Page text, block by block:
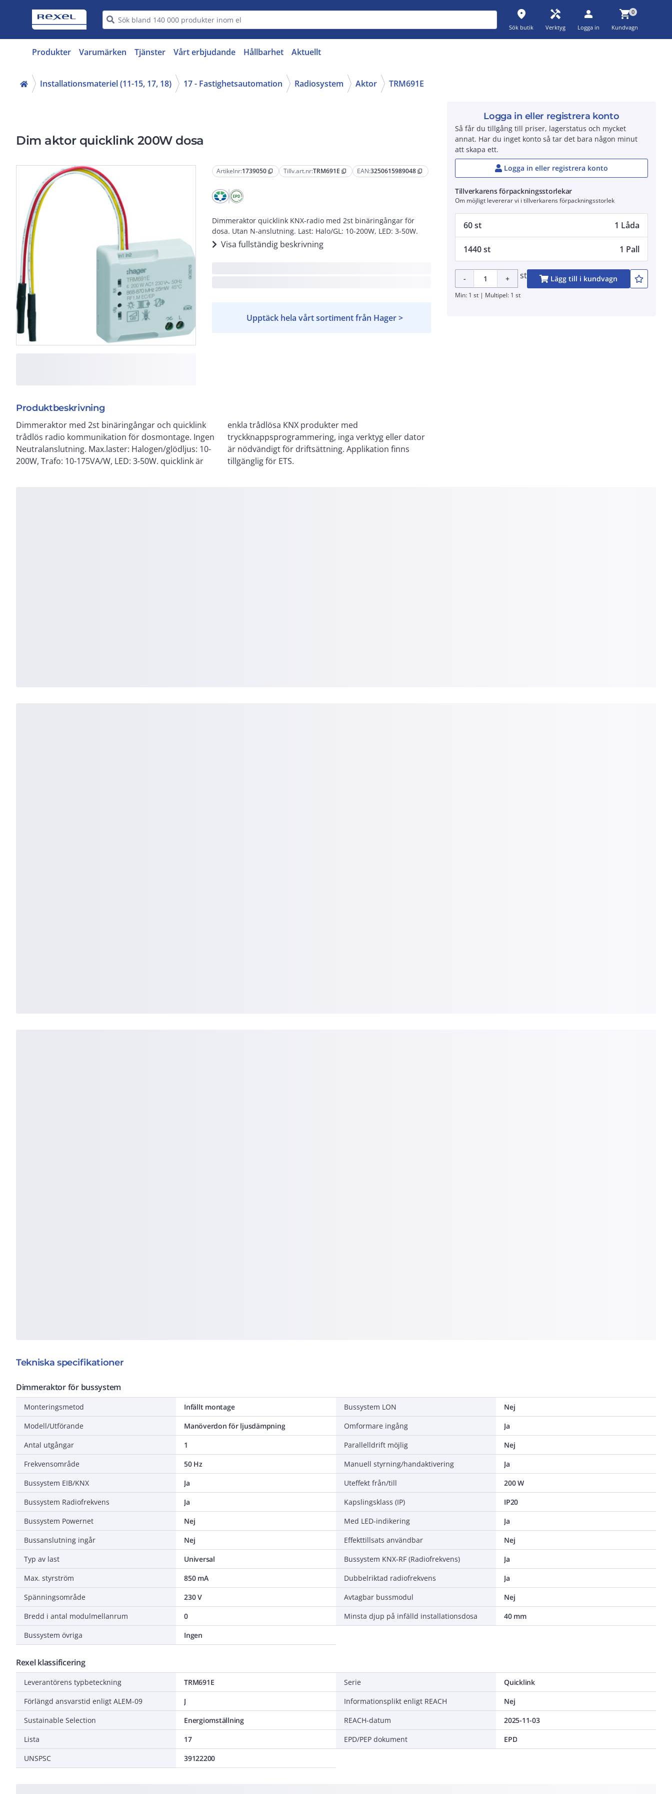
place
Sök butik
handyman
Verktyg
person
Logga in
shopping_cart0
Kundvagn
Produkter Varumärken Tjänster Vårt erbjudande Hållbarhet Aktuellt
Installationsmateriel (11-15, 17, 18) 17 - Fastighetsautomation Radiosystem Aktor TRM691E
Dim aktor quicklink 200W dosa
Artikelnr:1739050 content_copy Tillv.art.nr:TRM691E content_copy EAN:3250615989048 content_copy
Dimmeraktor quicklink KNX-radio med 2st binäringångar för
dosa. Utan N-anslutning. Last: Halo/GL: 10-200W, LED: 3-50W.
Visa fullständig beskrivning
Upptäck hela vårt sortiment från Hager >
Produktbeskrivning
Dimmeraktor med 2st binäringångar och quicklink
trådlös radio kommunikation för dosmontage. Ingen
Neutralanslutning. Max.laster: Halogen/glödljus: 10-
200W, Trafo: 10-175VA/W, LED: 3-50W. quicklink är
enkla trådlösa KNX produkter med
tryckknappsprogrammering, inga verktyg eller dator
är nödvändigt för driftsättning. Applikation finns
tillgänglig för ETS.
Logga in eller registrera konto
Så får du tillgång till priser, lagerstatus och mycket
annat. Har du inget konto så tar det bara någon minut
att skapa ett.
Logga in eller registrera konto
Tillverkarens förpackningsstorlekar
Om möjligt levererar vi i tillverkarens förpackningsstorlek
60 st 1 Låda
1440 st 1 Pall
- + st Lägg till i kundvagn
Min: 1 st | Multipel: 1 st
Tekniska specifikationer
Dimmeraktor för bussystem
Monteringsmetod
Infällt montage
Modell/Utförande
Manöverdon för ljusdämpning
Antal utgångar
1
Frekvensområde
50 Hz
Bussystem EIB/KNX
Ja
Bussystem Radiofrekvens
Ja
Bussystem Powernet
Nej
Bussanslutning ingår
Nej
Typ av last
Universal
Max. styrström
850 mA
Spänningsområde
230 V
Bredd i antal modulmellanrum
0
Bussystem övriga
Ingen
Bussystem LON
Nej
Omformare ingång
Ja
Parallelldrift möjlig
Nej
Manuell styrning/handaktivering
Ja
Uteffekt från/till
200 W
Kapslingsklass (IP)
IP20
Med LED-indikering
Ja
Effekttillsats användbar
Nej
Bussystem KNX-RF (Radiofrekvens)
Ja
Dubbelriktad radiofrekvens
Ja
Avtagbar bussmodul
Nej
Minsta djup på infälld installationsdosa
40 mm
Rexel klassificering
Leverantörens typbeteckning
TRM691E
Förlängd ansvarstid enligt ALEM-09
J
Sustainable Selection
Energiomställning
Lista
17
UNSPSC
39122200
Serie
Quicklink
Informationsplikt enligt REACH
Nej
REACH-datum
2025-11-03
EPD/PEP dokument
EPD